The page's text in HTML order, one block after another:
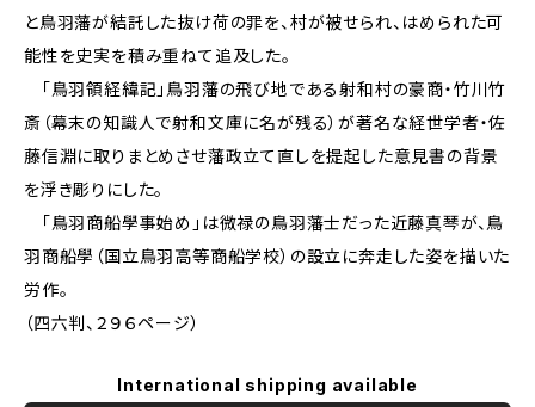
と鳥羽藩が結託した抜け荷の罪を、村が被せられ、はめられた可
能性を史実を積み重ねて追及した。
「鳥羽領経緯記」鳥羽藩の飛び地である射和村の豪商・竹川竹
斎（幕末の知識人で射和文庫に名が残る）が著名な経世学者・佐
藤信淵に取りまとめさせ藩政立て直しを提起した意見書の背景
を浮き彫りにした。
「鳥羽商船學事始め」は微禄の鳥羽藩士だった近藤真琴が、鳥
羽商船學（国立鳥羽高等商船学校）の設立に奔走した姿を描いた
労作。
（四六判、２９６ページ）
International shipping available